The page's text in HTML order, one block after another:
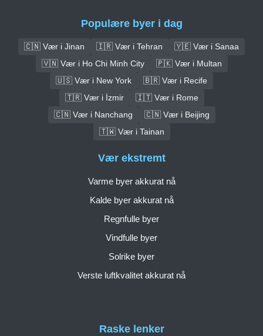
Populære byer i dag
🇨🇳 Vær i Jinan 🇮🇷 Vær i Tehran
🇾🇪 Vær i Sanaa
🇻🇳 Vær i Ho Chi Minh City
🇵🇰 Vær i Multan
🇺🇸 Vær i New York
🇧🇷 Vær i Recife
🇹🇷 Vær i İzmir
🇮🇹 Vær i Rome
🇨🇳 Vær i Nanchang
🇨🇳 Vær i Beijing
🇹🇼 Vær i Tainan
Raske lenker
Vær ekstremt
Varme byer akkurat nå
Kalde byer akkurat nå
Regnfulle byer
Vindfulle byer
Solrike byer
Verste luftkvalitet akkurat nå